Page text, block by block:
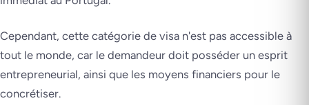
Cependant, cette catégorie de visa n'est pas accessible à
tout le monde, car le demandeur doit posséder un esprit
entrepreneurial, ainsi que les moyens financiers pour le
concrétiser.